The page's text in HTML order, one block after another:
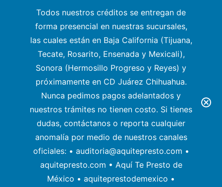
Todos nuestros créditos se entregan de
forma presencial en nuestras sucursales,
las cuales están en Baja California (Tijuana,
Tecate, Rosarito, Ensenada y Mexicali),
Sonora (Hermosillo Progreso y Reyes) y
próximamente en CD Juárez Chihuahua.
Nunca pedimos pagos adelantados y
nuestros trámites no tienen costo. Si tienes
dudas, contáctanos o reporta cualquier
anomalía por medio de nuestros canales
oficiales: • auditoria@aquitepresto.com •
aquitepresto.com • Aquí Te Presto de
México • aquiteprestodemexico •